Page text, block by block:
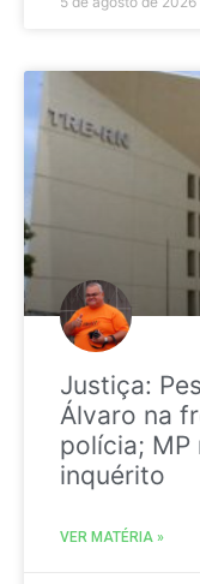
Justiça:
Álvaro na
polícia; MP
inquérito
VER MATÉRIA »